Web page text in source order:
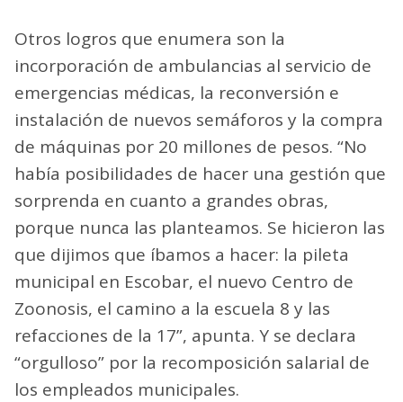
Otros logros que enumera son la
incorporación de ambulancias al servicio de
emergencias médicas, la reconversión e
instalación de nuevos semáforos y la compra
de máquinas por 20 millones de pesos. “No
había posibilidades de hacer una gestión que
sorprenda en cuanto a grandes obras,
porque nunca las planteamos. Se hicieron las
que dijimos que íbamos a hacer: la pileta
municipal en Escobar, el nuevo Centro de
Zoonosis, el camino a la escuela 8 y las
refacciones de la 17”, apunta. Y se declara
“orgulloso” por la recomposición salarial de
los empleados municipales.